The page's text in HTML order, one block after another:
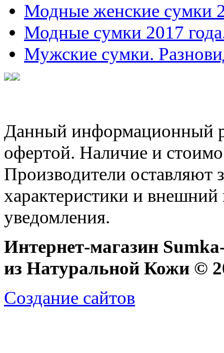
Модные женские сумки
Модные сумки 2017
Мужские сумки.
Данный информационный
офертой. Наличие и
Производители оставляют
характеристики и внешний
уведомления.
Интернет-магазин
из Натуральной Кожи ©
Создание сайтов